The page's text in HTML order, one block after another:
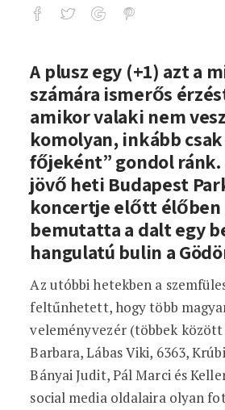
Carson Coma:
A plusz egy (+1) azt a
számára ismerős
amikor valaki nem
komolyan, inkább csak
főjeként” gondol ránk.
jövő heti Budapest
koncertje előtt élőben
bemutatta a dalt egy
hangulatú bulin a
Az utóbbi hetekben a
feltűnhetett, hogy több
veleményvezér (többek között
Barbara, Lábas Viki, 6363,
Bányai Judit, Pál Marci és
social media oldalaira olyan